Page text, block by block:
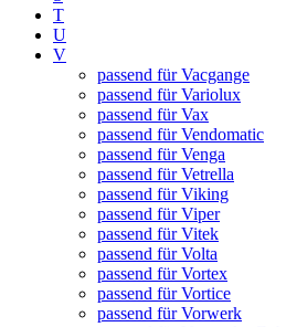
T
U
V
passend für Vacgange
passend für Variolux
passend für Vax
passend für Vendomatic
passend für Venga
passend für Vetrella
passend für Viking
passend für Viper
passend für Vitek
passend für Volta
passend für Vortex
passend für Vortice
passend für Vorwerk